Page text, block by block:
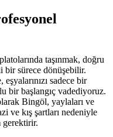
taşınmak, doğru
bir sürece dönüşebilir.
sadece bir
bir başlangıç vadediyoruz.
Bingöl, yaylaları ve
ve kış şartları nedeniyle
gerektirir.